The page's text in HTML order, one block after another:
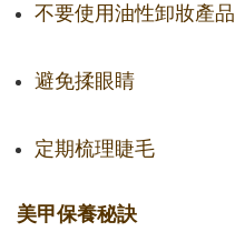
不要使用油性卸妝產品
避免揉眼睛
定期梳理睫毛
美甲保養秘訣